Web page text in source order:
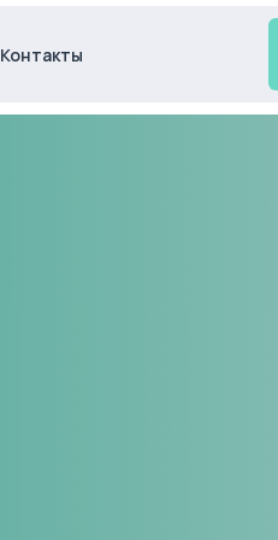
Контакты
Контакты